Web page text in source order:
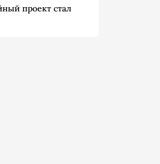
проект стал